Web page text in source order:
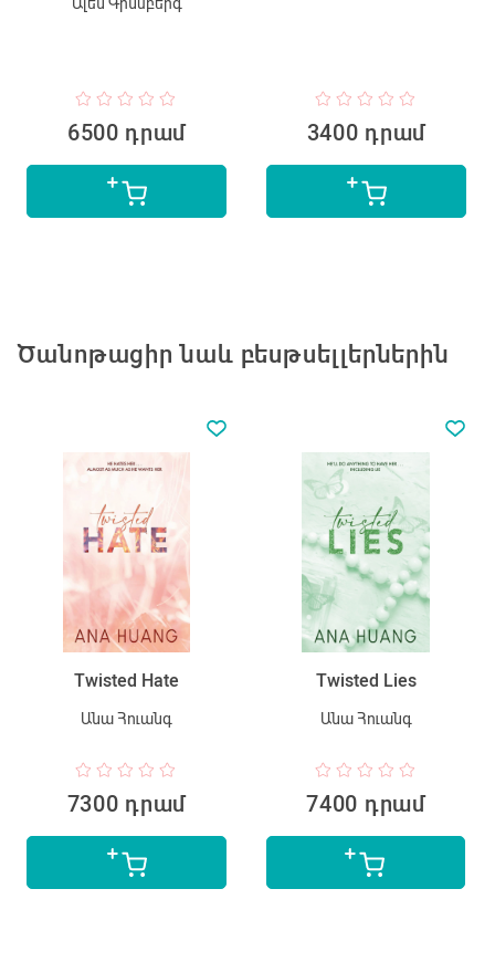
6500 դրամ 3400 դրամ
Ծանոթացիր նաև բեսթսելլերներին
Twisted Hate
Անա Հուանգ
7300 դրամ
Twisted Lies
Անա Հուանգ
7400 դրամ